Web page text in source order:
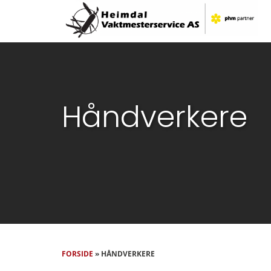
Håndverkere
FORSIDE » HÅNDVERKERE